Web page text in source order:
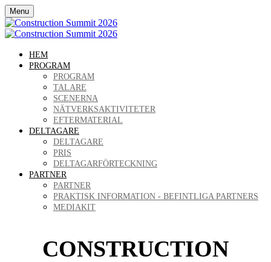
Menu
HEM
PROGRAM
PROGRAM
TALARE
SCENERNA
NÄTVERKSAKTIVITETER
EFTERMATERIAL
DELTAGARE
DELTAGARE
PRIS
DELTAGARFÖRTECKNING
PARTNER
PARTNER
PRAKTISK INFORMATION - BEFINTLIGA PARTNERS
MEDIAKIT
CONSTRUCTION